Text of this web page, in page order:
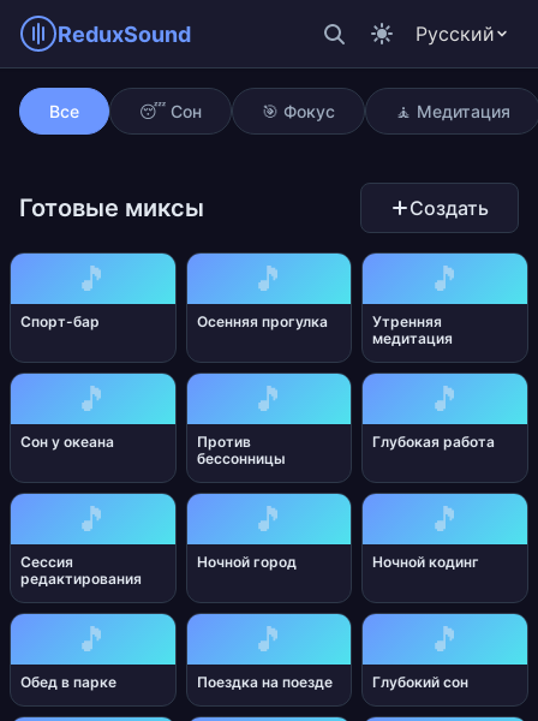
ReduxSound Русский
Уютный дождь
Все 😴 Сон 🎯 Фокус 🧘 Медитация
Готовые миксы Создать
🎵
Спорт-бар
🎵
Осенняя прогулка
🎵
Утренняя
медитация
🎵
Сон у океана
🎵
Против
бессонницы
🎵
Глубокая работа
🎵
Сессия
редактирования
🎵
Ночной город
🎵
Ночной кодинг
🎵
Обед в парке
🎵
Поездка на поезде
🎵
Глубокий сон